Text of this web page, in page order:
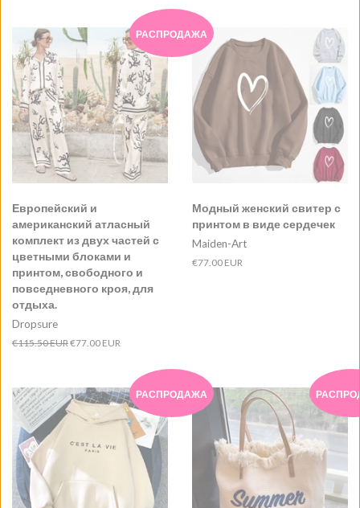
РАСПРОДАЖА
Европейский и
американский атласный
комплект из двух частей с
цветными блоками и
принтом, свободного и
повседневного кроя, для
отдыха.
Dropsure
Обычная
€115.50 EURЦена
€77.00 EUR
Модный женский свитер с
принтом в виде сердечек
Maiden-Art
Обычная
€77.00 EUR
РАСПРОДАЖА